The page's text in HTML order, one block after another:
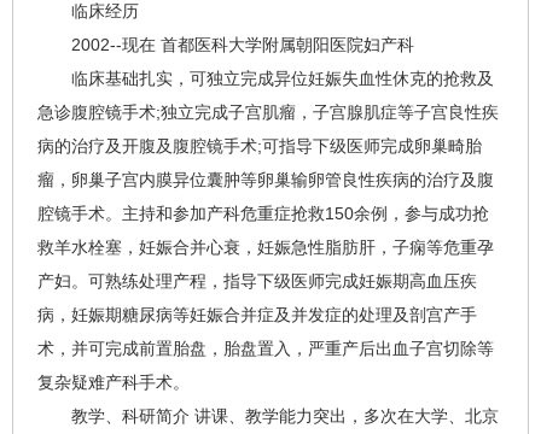
临床经历
2002--现在 首都医科大学附属朝阳医院妇产科
临床基础扎实，可独立完成异位妊娠失血性休克的抢救及
急诊腹腔镜手术;独立完成子宫肌瘤，子宫腺肌症等子宫良性疾
病的治疗及开腹及腹腔镜手术;可指导下级医师完成卵巢畸胎
瘤，卵巢子宫内膜异位囊肿等卵巢输卵管良性疾病的治疗及腹
腔镜手术。主持和参加产科危重症抢救150余例，参与成功抢
救羊水栓塞，妊娠合并心衰，妊娠急性脂肪肝，子痫等危重孕
产妇。可熟练处理产程，指导下级医师完成妊娠期高血压疾
病，妊娠期糖尿病等妊娠合并症及并发症的处理及剖宫产手
术，并可完成前置胎盘，胎盘置入，严重产后出血子宫切除等
复杂疑难产科手术。
教学、科研简介 讲课、教学能力突出，多次在大学、北京